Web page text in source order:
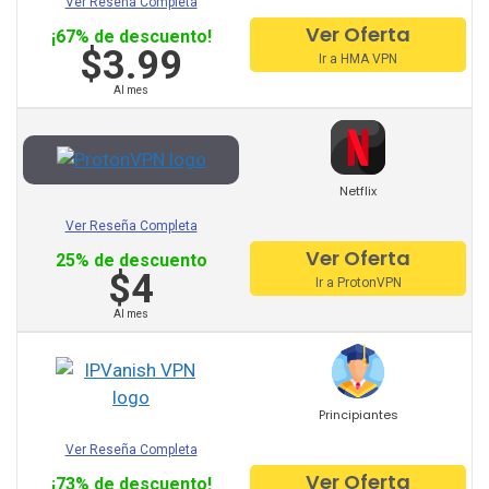
Hideipvpn
Vpn Pro
Okayfreedom
Securevpn
Zoog Vpn
Anonvpn
Steganos
Identity Cloaker
Goosevpn
¡67% de descuento!
$3.99
Al mes
Ver Oferta
Ir a HMA VPN
Netflix
Ver Reseña Completa
25% de descuento
$4
Al mes
Ver Oferta
Ir a ProtonVPN
Principiantes
Ver Reseña Completa
¡73% de descuento! Ver Oferta